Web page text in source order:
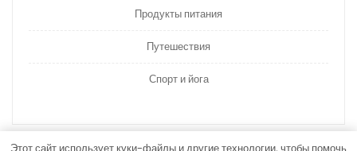
Продукты питания
Путешествия
Спорт и йога
Этот сайт использует куки-файлы и другие технологии, чтобы помочь